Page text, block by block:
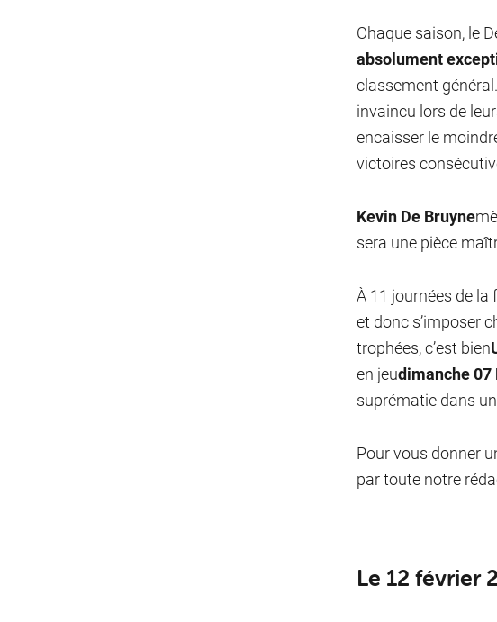
Chaque saison, le
absolument
classement
invaincu lors de
encaisser le
victoires
Kevin De Bruyne
sera une pièce
À 11 journées de
et donc s’imposer
trophées, c’est bien
en jeudimanche 07
suprématie dans
Pour vous donner
par toute notre
Le 12 février